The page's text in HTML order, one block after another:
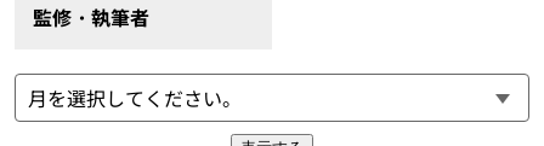
監修・執筆者